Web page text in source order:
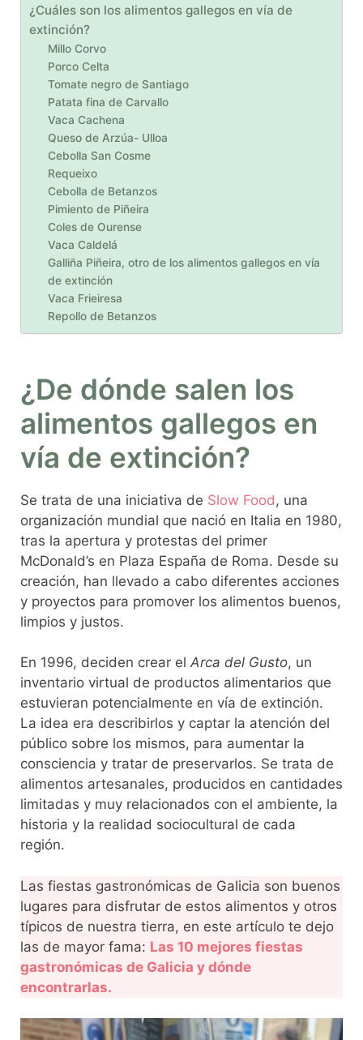
¿Cuáles son los alimentos gallegos en vía de
extinción?
Millo Corvo
Porco Celta
Tomate negro de Santiago
Patata fina de Carvallo
Vaca Cachena
Queso de Arzúa- Ulloa
Cebolla San Cosme
Requeixo
Cebolla de Betanzos
Pimiento de Piñeira
Coles de Ourense
Vaca Caldelá
Galliña Piñeira, otro de los alimentos gallegos en vía
de extinción
Vaca Frieiresa
Repollo de Betanzos
¿De dónde salen los
alimentos gallegos en
vía de extinción?
Se trata de una iniciativa de Slow Food , una
organización mundial que nació en Italia en 1980,
tras la apertura y protestas del primer
McDonald’s en Plaza España de Roma. Desde su
creación, han llevado a cabo diferentes acciones
y proyectos para promover los alimentos buenos,
limpios y justos.
En 1996, deciden crear el Arca del Gusto, un
inventario virtual de productos alimentarios que
estuvieran potencialmente en vía de extinción.
La idea era describirlos y captar la atención del
público sobre los mismos, para aumentar la
consciencia y tratar de preservarlos. Se trata de
alimentos artesanales, producidos en cantidades
limitadas y muy relacionados con el ambiente, la
historia y la realidad sociocultural de cada
región.
Las fiestas gastronómicas de Galicia son buenos
lugares para disfrutar de estos alimentos y otros
típicos de nuestra tierra, en este artículo te dejo
las de mayor fama: Las 10 mejores fiestas
gastronómicas de Galicia y dónde
encontrarlas.